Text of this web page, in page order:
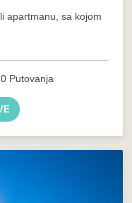
apartmanu, sa kojom
0 Putovanja